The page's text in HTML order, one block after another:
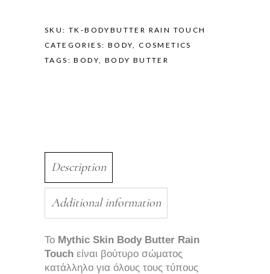
SKU: TK-BODYBUTTER RAIN TOUCH
CATEGORIES: BODY,COSMETICS
TAGS:BODY, BODY BUTTER
Description
Additional information
To Mythic Skin Body Butter Rain
Touch είναι βούτυρο σώματος
κατάλληλο για όλους τους τύπους